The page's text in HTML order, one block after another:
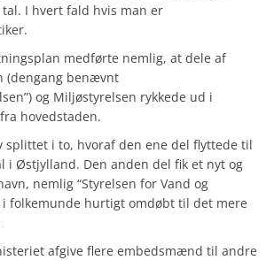
I hvert fald hvis man er
medførte nemlig, at dele af
(dengang benævnt
og Miljøstyrelsen rykkede ud i
hovedstaden.
splittet i to, hvoraf den ene del flyttede til
i Østjylland. Den anden del fik et nyt og
nemlig “Styrelsen for Vand og
i folkemunde hurtigt omdøbt til det mere
afgive flere embedsmænd til andre